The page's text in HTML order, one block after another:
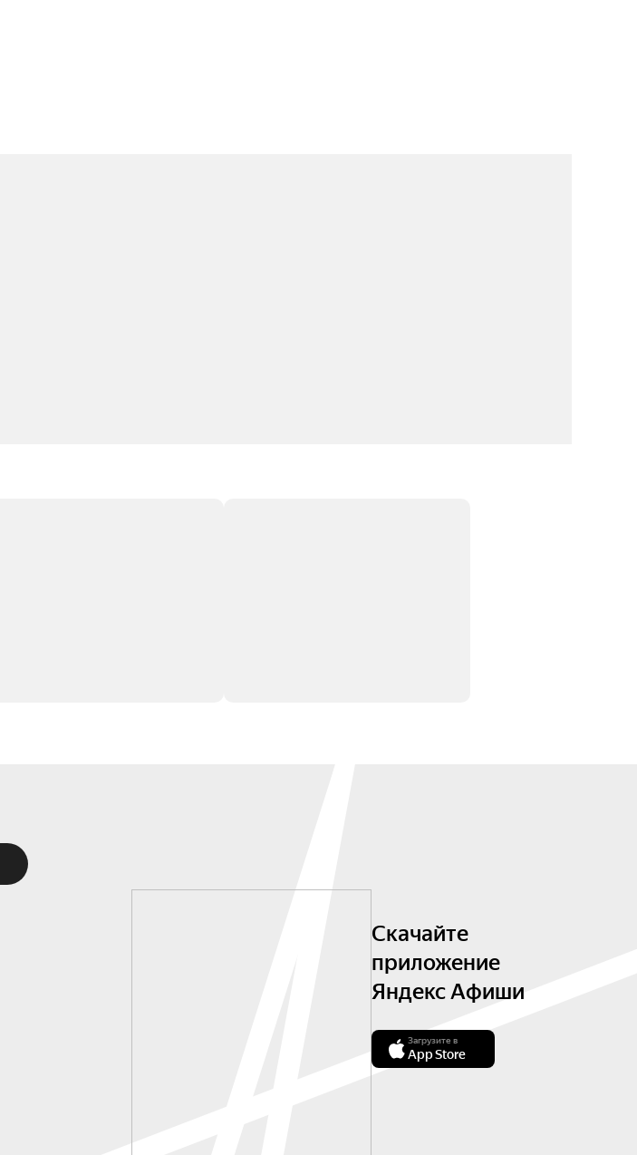
Скачайте
приложение
Яндекс Афиши
Загрузите в
App Store